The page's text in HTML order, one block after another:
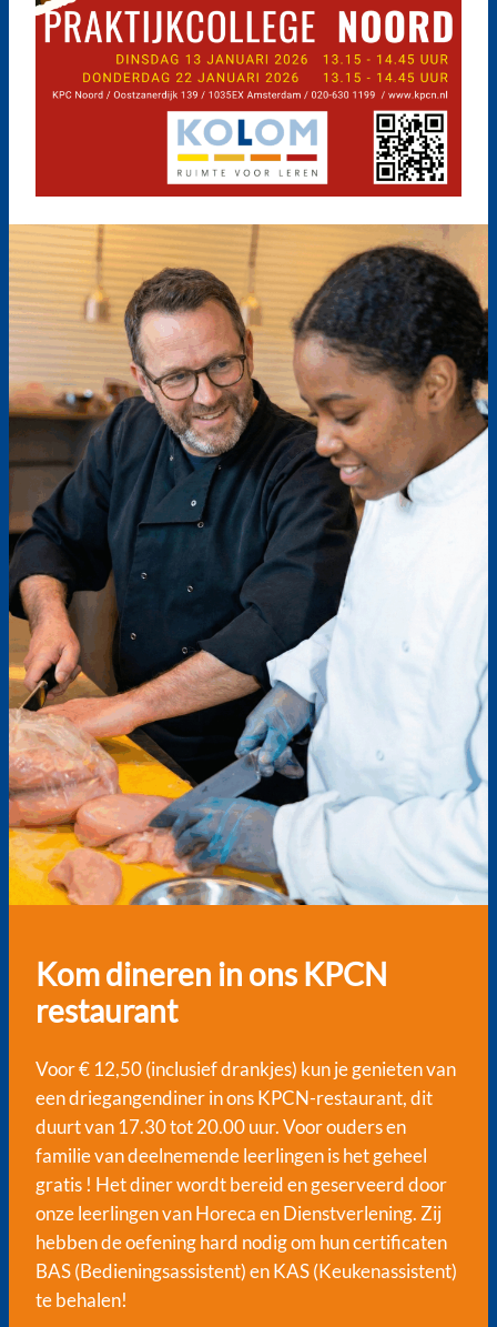
Kom dineren in ons KPCN
restaurant
Voor € 12,50 (inclusief drankjes) kun je genieten van
een driegangendiner in ons KPCN-restaurant, dit
duurt van 17.30 tot 20.00 uur. Voor ouders en
familie van deelnemende leerlingen is het geheel
gratis ! Het diner wordt bereid en geserveerd door
onze leerlingen van Horeca en Dienstverlening. Zij
hebben de oefening hard nodig om hun certificaten
BAS (Bedieningsassistent) en KAS (Keukenassistent)
te behalen!